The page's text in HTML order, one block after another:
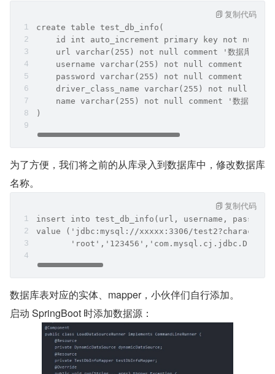
create table test_db_info(
id int auto_increment primary key not null
url varchar(255) not null comment '数据库
username varchar(255) not null comment '用户
password varchar(255) not null comment '密码
driver_class_name varchar(255) not null
name varchar(255) not null comment '数据库名称
)
复制代码
为了方便，我们将之前的从库录入到数据库中，修改数据库
名称。
insert into test_db_info(url, username,
value ('jdbc:mysql://xxxxx:3306/
复制代码
数据库表对应的实体、mapper，小伙伴们自行添加。
启动 SpringBoot 时添加数据源：